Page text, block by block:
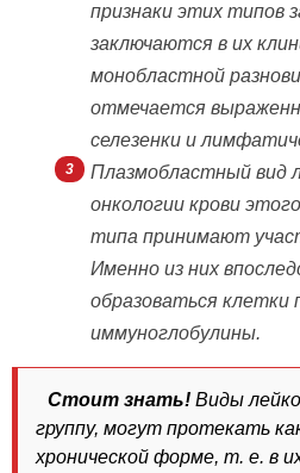
признаки этих типов
заключаются в их
монобластной
отмечается
селезенки и
Плазмобластный вид
онкологии крови
типа принимают
Именно из них
образоваться
иммуноглобулины.
Стоит знать! Виды
группу, могут протекать
хронической форме, т. е. в